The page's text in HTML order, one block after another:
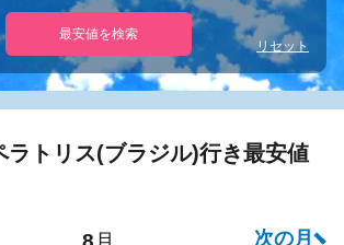
最安値を検索
リセット
ラトリス(ブラジル)行き最安値